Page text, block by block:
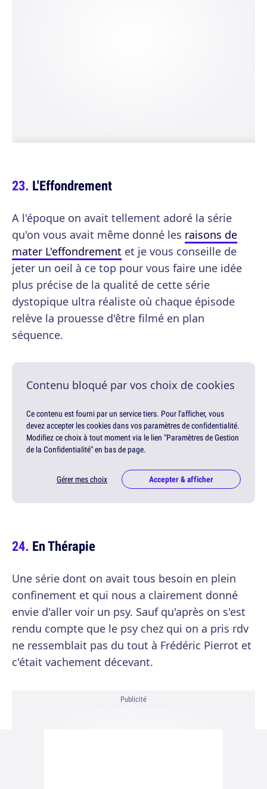
L'Effondrement
A l'époque on avait tellement adoré la série
qu'on vous avait même donné les raisons de
mater L'effondrement et je vous conseille de
jeter un oeil à ce top pour vous faire une idée
plus précise de la qualité de cette série
dystopique ultra réaliste où chaque épisode
relève la prouesse d'être filmé en plan
séquence.
Contenu bloqué par vos choix de cookies
Ce contenu est fourni par un service tiers. Pour l'afficher, vous
devez accepter les cookies dans vos paramètres de confidentialité.
Modifiez ce choix à tout moment via le lien "Paramètres de Gestion
de la Confidentialité" en bas de page.
Gérer mes choix Accepter & afficher
En Thérapie
Une série dont on avait tous besoin en plein
confinement et qui nous a clairement donné
envie d'aller voir un psy. Sauf qu'après on s'est
rendu compte que le psy chez qui on a pris rdv
ne ressemblait pas du tout à Frédéric Pierrot et
c'était vachement décevant.
Publicité